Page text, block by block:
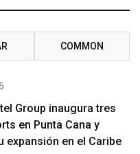
COMMON
Group inaugura tres
en Punta Cana y
expansión en el Caribe